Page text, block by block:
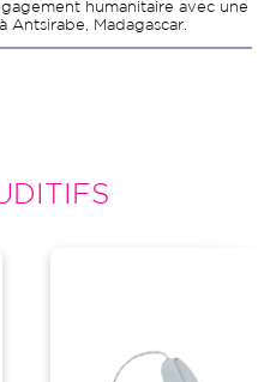
humanitaire avec une
Antsirabe, Madagascar.